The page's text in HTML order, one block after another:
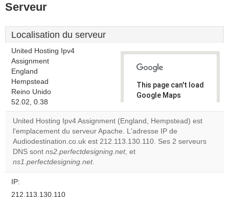
Serveur
Localisation du serveur
United Hosting Ipv4
Assignment
England
Hempstead
Reino Unido
52.02, 0.38
This page can't load
Google Maps
Do you
website?
United Hosting Ipv4 Assignment (England, Hempstead) est
l'emplacement du serveur Apache. L'adresse IP de
Audiodestination.co.uk est 212.113.130.110. Ses 2 serveurs
DNS sont ns2.perfectdesigning.net, et
ns1.perfectdesigning.net.
IP:
212.113.130.110